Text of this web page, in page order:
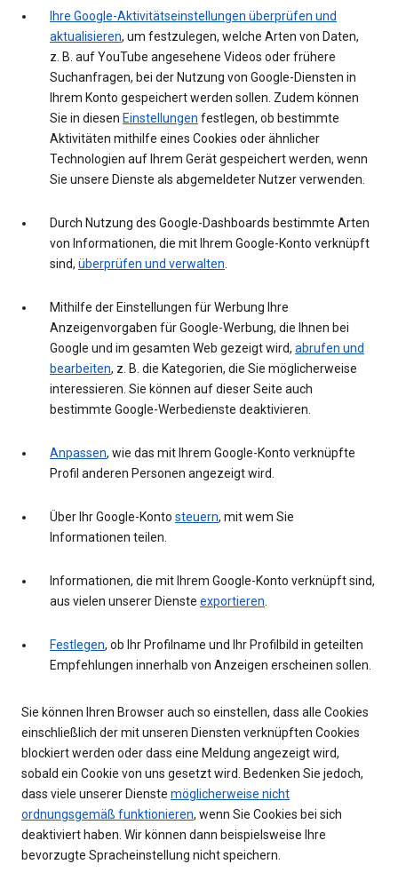
Ihre Google-Aktivitätseinstellungen überprüfen und
aktualisieren, um festzulegen, welche Arten von Daten,
z. B. auf YouTube angesehene Videos oder frühere
Suchanfragen, bei der Nutzung von Google-Diensten in
Ihrem Konto gespeichert werden sollen. Zudem können
Sie in diesen Einstellungen festlegen, ob bestimmte
Aktivitäten mithilfe eines Cookies oder ähnlicher
Technologien auf Ihrem Gerät gespeichert werden, wenn
Sie unsere Dienste als abgemeldeter Nutzer verwenden.
Durch Nutzung des Google-Dashboards bestimmte Arten
von Informationen, die mit Ihrem Google-Konto verknüpft
sind, überprüfen und verwalten.
Mithilfe der Einstellungen für Werbung Ihre
Anzeigenvorgaben für Google-Werbung, die Ihnen bei
Google und im gesamten Web gezeigt wird, abrufen und
bearbeiten, z. B. die Kategorien, die Sie möglicherweise
interessieren. Sie können auf dieser Seite auch
bestimmte Google-Werbedienste deaktivieren.
Anpassen, wie das mit Ihrem Google-Konto verknüpfte
Profil anderen Personen angezeigt wird.
Über Ihr Google-Konto steuern, mit wem Sie
Informationen teilen.
Informationen, die mit Ihrem Google-Konto verknüpft sind,
aus vielen unserer Dienste exportieren.
Festlegen, ob Ihr Profilname und Ihr Profilbild in geteilten
Empfehlungen innerhalb von Anzeigen erscheinen sollen.
Sie können Ihren Browser auch so einstellen, dass alle Cookies
einschließlich der mit unseren Diensten verknüpften Cookies
blockiert werden oder dass eine Meldung angezeigt wird,
sobald ein Cookie von uns gesetzt wird. Bedenken Sie jedoch,
dass viele unserer Dienste möglicherweise nicht
ordnungsgemäß funktionieren, wenn Sie Cookies bei sich
deaktiviert haben. Wir können dann beispielsweise Ihre
bevorzugte Spracheinstellung nicht speichern.